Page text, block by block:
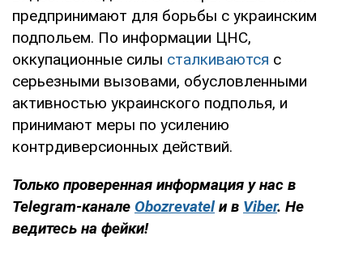
предпринимают для борьбы с украинским
подпольем. По информации ЦНС,
оккупационные силы сталкиваются с
серьезными вызовами, обусловленными
активностью украинского подполья, и
принимают меры по усилению
контрдиверсионных действий.
Только проверенная информация у нас в
Telegram-канале Obozrevatel и в Viber. Не
ведитесь на фейки!